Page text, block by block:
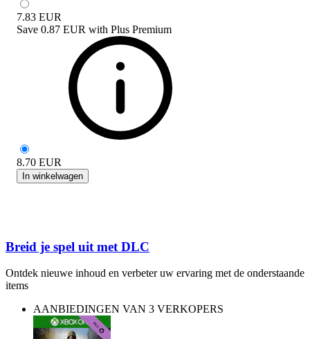
7.83 EUR
Save 0.87 EUR with Plus Premium
8.70 EUR
In winkelwagen
Breid je spel uit met DLC
Ontdek nieuwe inhoud en verbeter uw ervaring met de onderstaande
items
AANBIEDINGEN VAN 3 VERKOPERS